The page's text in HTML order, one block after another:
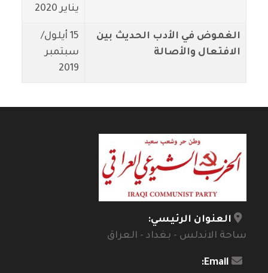
يناير 2020
الغموض في الأدب الحديث بين
الافتعال والأصالة
15 أيلول/
سبتمبر
2019
العنوان الرئيسي:
ساحة الاندلس - بغداد - العراق
Email: